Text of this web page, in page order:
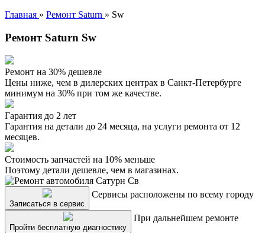
Главная » Ремонт Saturn » Sw
Ремонт Saturn Sw
Ремонт на 30% дешевле
Цены ниже, чем в дилерских центрах в Санкт-Петербурге
минимум на 30% при том же качестве.
Гарантия до 2 лет
Гарантия на детали до 24 месяца, на услуги ремонта от 12
месяцев.
Стоимость запчастей на 10% меньше
Поэтому детали дешевле, чем в магазинах.
Записаться в сервис
Сервисы расположены по всему городу
Пройти бесплатную диагностику
При дальнейшем ремонте